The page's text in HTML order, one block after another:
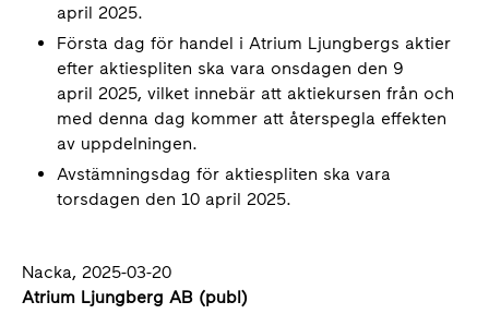
april 2025.
Första dag för handel i Atrium Ljungbergs aktier
efter aktiespliten ska vara onsdagen den 9
april 2025, vilket innebär att aktiekursen från och
med denna dag kommer att återspegla effekten
av uppdelningen.
Avstämningsdag för aktiespliten ska vara
torsdagen den 10 april 2025.
Nacka, 2025-03-20
Atrium Ljungberg AB (publ)